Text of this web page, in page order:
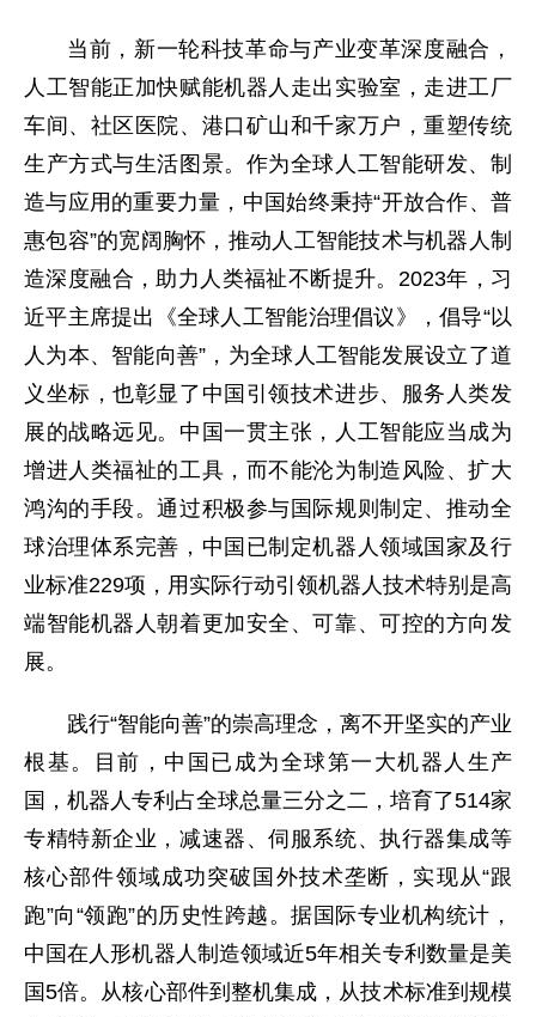
当前，新一轮科技革命与产业变革深度融合，
人工智能正加快赋能机器人走出实验室，走进工厂
车间、社区医院、港口矿山和千家万户，重塑传统
生产方式与生活图景。作为全球人工智能研发、制
造与应用的重要力量，中国始终秉持“开放合作、普
惠包容”的宽阔胸怀，推动人工智能技术与机器人制
造深度融合，助力人类福祉不断提升。2023年，习
近平主席提出《全球人工智能治理倡议》，倡导“以
人为本、智能向善”，为全球人工智能发展设立了道
义坐标，也彰显了中国引领技术进步、服务人类发
展的战略远见。中国一贯主张，人工智能应当成为
增进人类福祉的工具，而不能沦为制造风险、扩大
鸿沟的手段。通过积极参与国际规则制定、推动全
球治理体系完善，中国已制定机器人领域国家及行
业标准229项，用实际行动引领机器人技术特别是高
端智能机器人朝着更加安全、可靠、可控的方向发
展。
践行“智能向善”的崇高理念，离不开坚实的产业
根基。目前，中国已成为全球第一大机器人生产
国，机器人专利占全球总量三分之二，培育了514家
专精特新企业，减速器、伺服系统、执行器集成等
核心部件领域成功突破国外技术垄断，实现从“跟
跑”向“领跑”的历史性跨越。据国际专业机构统计，
中国在人形机器人制造领域近5年相关专利数量是美
国5倍。从核心部件到整机集成，从技术标准到规模